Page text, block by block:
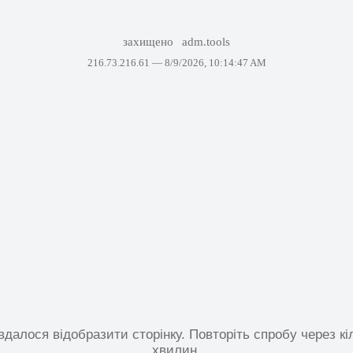
захищено adm.tools
216.73.216.61 — 8/9/2026, 10:14:47 AM
відобразити сторінку. Повторіть спробу через